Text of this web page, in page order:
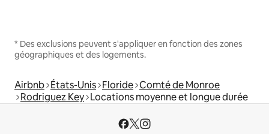
* Des exclusions peuvent s'appliquer en fonction des zones
géographiques et des logements.
Airbnb États-Unis Floride Comté de Monroe
Rodriguez Key Locations moyenne et longue durée